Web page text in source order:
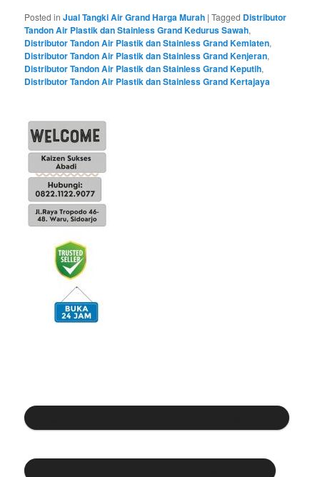
Posted in Jual Tangki Air Grand Harga Murah |Tagged Distributor
Tandon Air Plastik dan Stainless Grand Kedurus Sawah,
Distributor Tandon Air Plastik dan Stainless Grand Kemlaten,
Distributor Tandon Air Plastik dan Stainless Grand Kenjeran,
Distributor Tandon Air Plastik dan Stainless Grand Keputih,
Distributor Tandon Air Plastik dan Stainless Grand Kertajaya